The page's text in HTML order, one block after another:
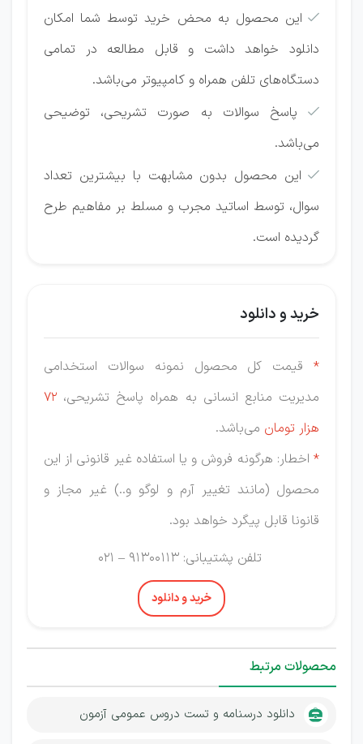
 این محصول به محض خرید توسط شما امکان
دانلود خواهد داشت و قابل مطالعه در تمامی
دستگاه‌های تلفن همراه و کامپیوتر می‌باشد.

پاسخ سوالات به صورت تشریحی، توضیحی
می‌باشد.
 این محصول بدون مشابهت با بیشترین تعداد
سوال، توسط اساتید مجرب و مسلط بر مفاهیم طرح
گردیده است.
خرید و دانلود
* قیمت کل محصول نمونه سوالات استخدامی
مدیریت منابع انسانی به همراه پاسخ تشریحی، 72
هزار تومان می‌باشد.
* اخطار: هرگونه فروش و یا استفاده غیر قانونی از این
محصول (مانند تغییر آرم و لوگو و..) غیر مجاز و
قانونا قابل پیگرد خواهد بود.
تلفن پشتیبانی: 91300113 – 021
خرید و دانلود
محصولات مرتبط
دانلود درسنامه و تست دروس عمومی آزمون